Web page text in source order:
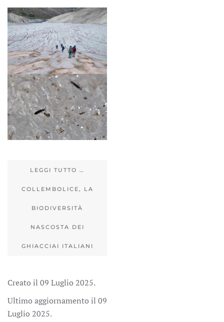
LEGGI TUTTO …
COLLEMBOLICE, LA
BIODIVERSITÀ
NASCOSTA DEI
GHIACCIAI ITALIANI
Creato il 09 Luglio 2025.
Ultimo aggiornamento il 09
Luglio 2025.